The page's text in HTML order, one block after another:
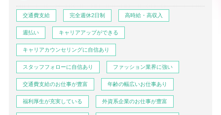
交通費支給 完全週休2日制 高時給・高収入
週払い キャリアアップができる
キャリアカウンセリングに自信あり
スタッフフォローに自信あり ファッション業界に強い
交通費支給のお仕事が豊富 年齢の幅広いお仕事あり
福利厚生が充実している 外資系企業のお仕事が豊富